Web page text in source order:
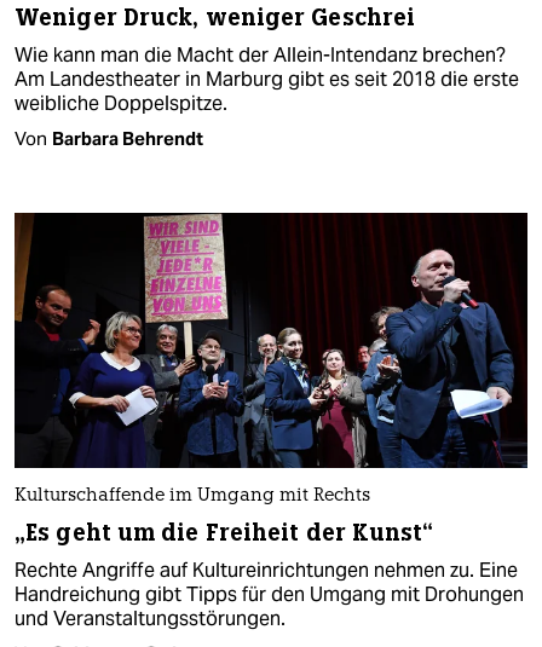
Weniger Druck, weniger Geschrei
Wie kann man die Macht der Allein­-Inten­danz brechen?
Am Landestheater in Marburg gibt es seit 2018 die erste
weibliche Doppelspitze.
Von Barbara Behrendt
Kulturschaffende im Umgang mit Rechts
„Es geht um die Freiheit der Kunst“
Rechte Angriffe auf Kultureinrichtungen nehmen zu. Eine
Handreichung gibt Tipps für den Umgang mit Drohungen
und Veranstaltungsstörungen.